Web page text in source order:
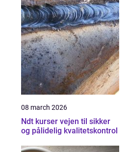
08 march 2026
Ndt kurser vejen til sikker
og pålidelig kvalitetskontrol